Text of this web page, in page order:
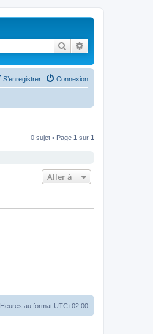
Rechercher
Connexion
S’enregistrer
0 sujet • Page 1 sur 1
Aller à
Heures au format UTC+02:00